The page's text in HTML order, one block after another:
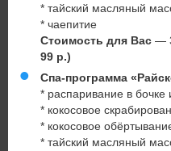
* тайский масляный
* чаепитие
Стоимость для Вас —
99 р.)
Спа-программа
* распаривание в бочке
* кокосовое
* кокосовое
* тайский масляный